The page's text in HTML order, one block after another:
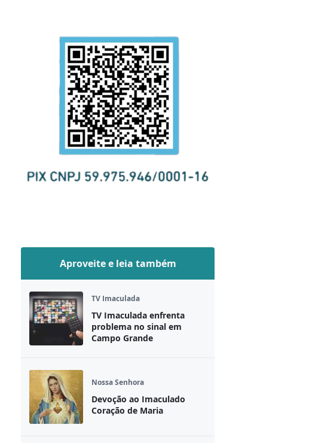
Aproveite e leia também
TV Imaculada
TV Imaculada enfrenta
problema no sinal em
Campo Grande
Nossa Senhora
Devoção ao Imaculado
Coração de Maria